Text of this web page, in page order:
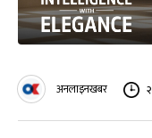
अनलाइनखबर